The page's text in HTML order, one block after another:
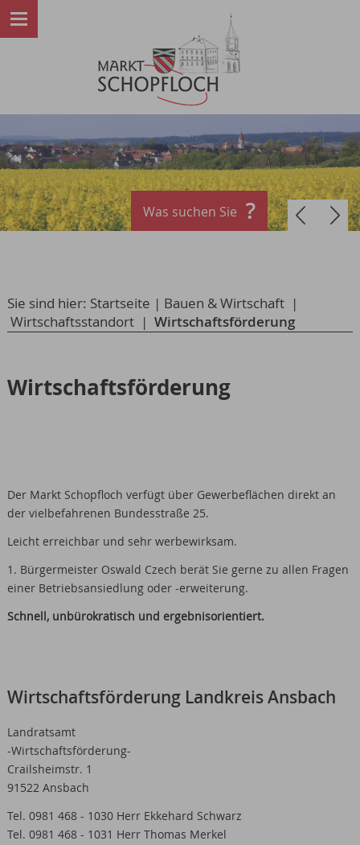
Was suchen Sie
Sie sind hier: Startseite | Bauen & Wirtschaft|
Wirtschaftsstandort| Wirtschaftsförderung
Wirtschaftsförderung
Der Markt Schopfloch verfügt über Gewerbeflächen direkt an
der vielbefahrenen Bundesstraße 25.
Leicht erreichbar und sehr werbewirksam.
1. Bürgermeister Oswald Czech berät Sie gerne zu allen Fragen
einer Betriebsansiedlung oder -erweiterung.
Schnell, unbürokratisch und ergebnisorientiert.
Wirtschaftsförderung Landkreis Ansbach
Landratsamt
-Wirtschaftsförderung-
Crailsheimstr. 1
91522 Ansbach
Tel. 0981 468 - 1030 Herr Ekkehard Schwarz
Tel. 0981 468 - 1031 Herr Thomas Merkel